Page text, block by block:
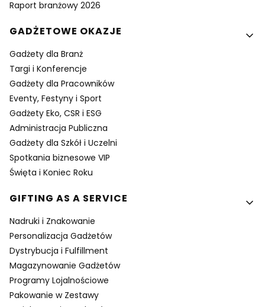
Raport branżowy 2026
GADŻETOWE OKAZJE
Gadżety dla Branż
Targi i Konferencje
Gadżety dla Pracowników
Eventy, Festyny i Sport
Gadżety Eko, CSR i ESG
Administracja Publiczna
Gadżety dla Szkół i Uczelni
Spotkania biznesowe VIP
Święta i Koniec Roku
GIFTING AS A SERVICE
Nadruki i Znakowanie
Personalizacja Gadżetów
Dystrybucja i Fulfillment
Magazynowanie Gadżetów
Programy Lojalnościowe
Pakowanie w Zestawy